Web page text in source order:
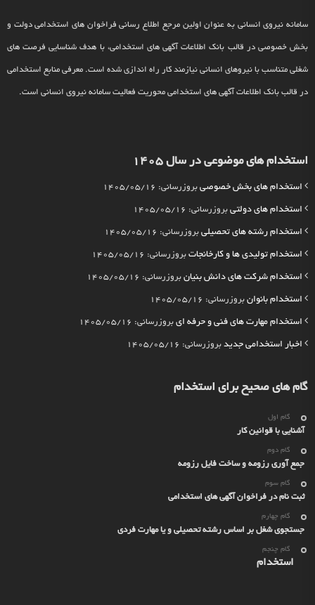
سامانه نیروی انسانی به عنوان اولین مرجع اطلاع رسانی فراخوان های استخدامی دولت و
بخش خصوصی در قالب بانک اطلاعات آگهی های استخدامی، با هدف شناسایی فرصت های
شغلی متناسب با نیروهای انسانی نیازمند کار راه اندازی شده است. معرفی منابع استخدامی
در قالب بانک اطلاعات آگهی های استخدامی محوریت فعالیت سامانه نیروی انسانی است.
استخدام های موضوعی در سال 1405
استخدام های بخش خصوصی بروزرسانی: 1405/05/16
استخدام های دولتی بروزرسانی: 1405/05/16
استخدام رشته های تحصیلی بروزرسانی: 1405/05/16
استخدام تولیدی ها و کارخانجات بروزرسانی: 1405/05/16
استخدام شرکت های دانش بنیان بروزرسانی: 1405/05/16
استخدام بانوان بروزرسانی: 1405/05/16
استخدام مهارت های فنی و حرفه ای بروزرسانی: 1405/05/16
اخبار استخدامی جدید بروزرسانی: 1405/05/16
گام های صحیح برای استخدام
گام اول
آشنایی با قوانین کار
گام دوم
جمع آوری رزومه و ساخت فایل رزومه
گام سوم
ثبت نام در فراخوان آگهی های استخدامی
گام چهارم
جستجوی شغل بر اساس رشته تحصیلی و یا مهارت فردی
گام چنجم
استخدام